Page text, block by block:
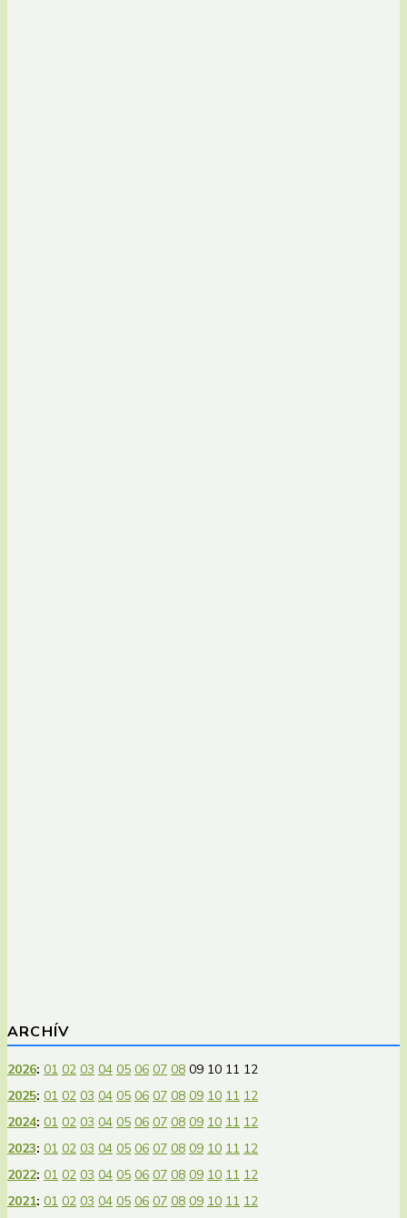
ARCHÍV
2026: 01 02 03 04 05 06 07 08 09 10 11 12
2025: 01 02 03 04 05 06 07 08 09 10 11 12
2024: 01 02 03 04 05 06 07 08 09 10 11 12
2023: 01 02 03 04 05 06 07 08 09 10 11 12
2022: 01 02 03 04 05 06 07 08 09 10 11 12
2021: 01 02 03 04 05 06 07 08 09 10 11 12